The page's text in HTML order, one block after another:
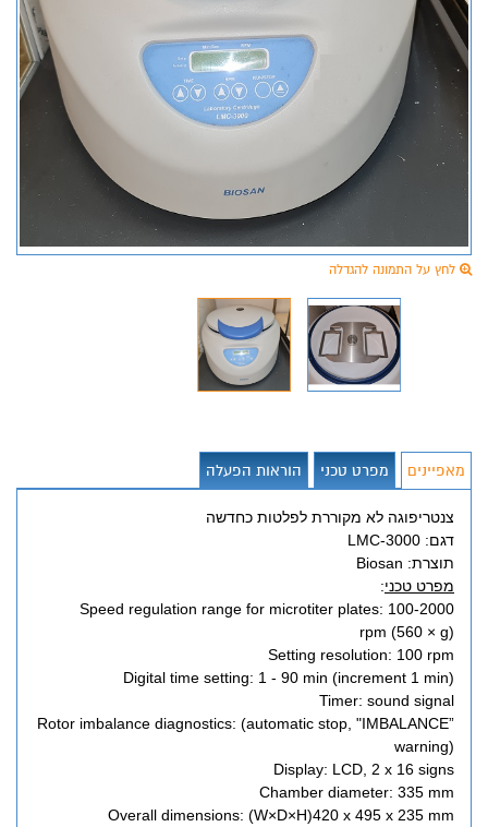
לחץ על התמונה להגדלה
מאפיינים מפרט טכני הוראות הפעלה
צנטריפוגה לא מקוררת לפלטות כחדשה
דגם: LMC-3000
תוצרת: Biosan
מפרט טכני:
Speed regulation range for microtiter plates: 100-2000
rpm (560 × g)
Setting resolution: 100 rpm
Digital time setting: 1 - 90 min (increment 1 min)
Timer: sound signal
Rotor imbalance diagnostics: (automatic stop, "IMBALANCE”
warning)
Display: LCD, 2 x 16 signs
Chamber diameter: 335 mm
Overall dimensions: (W×D×H)420 x 495 x 235 mm